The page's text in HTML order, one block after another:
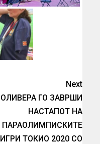
Next
ОЛИВЕРА ГО ЗАВРШИ
НАСТАПOТ НА
ПАРАОЛИМПИСКИТЕ
ИГРИ ТОКИО 2020 СО